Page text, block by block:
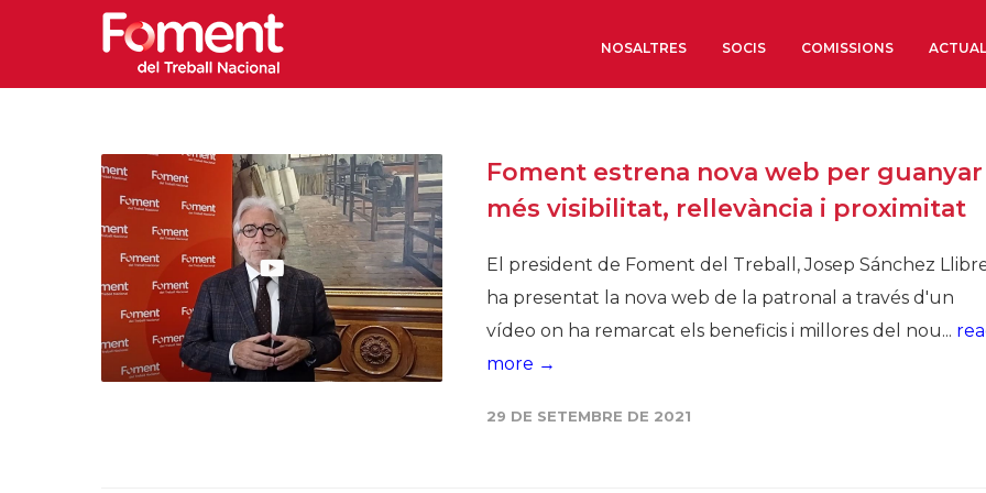
NOSALTRES
Òrgans de Govern
Òrgans Consultius
Estructura Executiva
Institut d’Estudis
Societat Barcelonesa
Econòmics i Socials
SOCIS COMISSIONS
Foment estrena nova web per guanyar
més visibilitat, rellevància i proximitat
El president de Foment del Treball, Josep Sánchez
ha presentat la nova web de la patronal a través d'un
vídeo on ha remarcat els beneficis i millores del nou...
more →
29 DE SETEMBRE DE 2021